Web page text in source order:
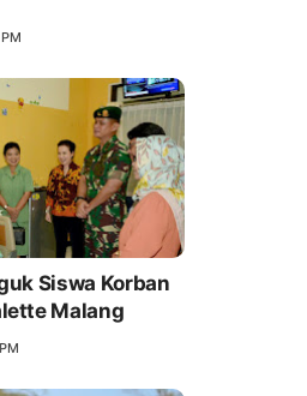
Siswa Korban
Malang